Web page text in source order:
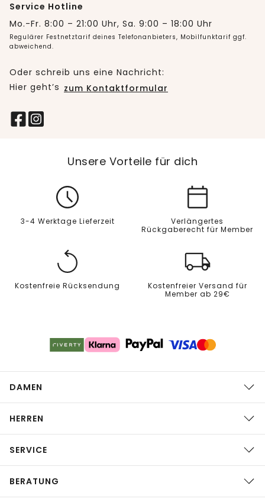
Service Hotline
Mo.-Fr. 8:00 – 21:00 Uhr, Sa. 9:00 – 18:00 Uhr
Regulärer Festnetztarif deines Telefonanbieters, Mobilfunktarif ggf.
abweichend.
Oder schreib uns eine Nachricht:
Hier geht’s zum Kontaktformular
Unsere Vorteile für dich
3-4 Werktage Lieferzeit
Verlängertes
Rückgaberecht für Member
Kostenfreie Rücksendung
Kostenfreier Versand für
Member ab 29€
DAMEN
HERREN
SERVICE
BERATUNG